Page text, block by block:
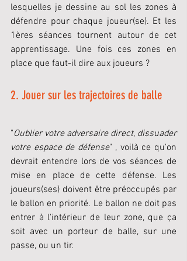
lesquelles je dessine au sol les zones à
défendre pour chaque joueur(se). Et les
1ères séances tournent autour de cet
apprentissage. Une fois ces zones en
place que faut-il dire aux joueurs ?
2. Jouer sur les trajectoires de balle
"Oublier votre adversaire direct, dissuader
votre espace de défense" , voilà ce qu'on
devrait entendre lors de vos séances de
mise en place de cette défense. Les
joueurs(ses) doivent être préoccupés par
le ballon en priorité. Le ballon ne doit pas
entrer à l'intérieur de leur zone, que ça
soit avec un porteur de balle, sur une
passe, ou un tir.